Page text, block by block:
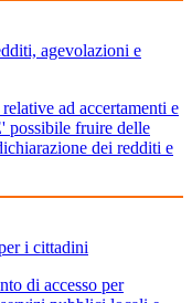
agevolazioni e
ad accertamenti e
possibile fruire delle
dei redditi e
i cittadini
di accesso per